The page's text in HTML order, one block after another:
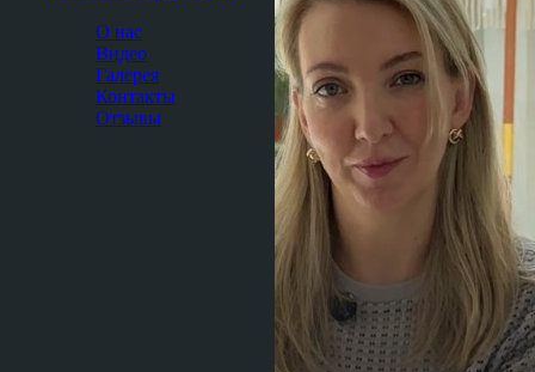
О нас
Видео
Галерея
Контакты
Отзывы